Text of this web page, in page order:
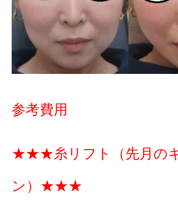
参考費用
★★★糸リフト（先月の
ン）★★★